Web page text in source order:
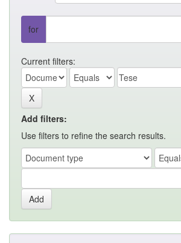
for
Current filters:
Add filters:
Use filters to refine the search results.